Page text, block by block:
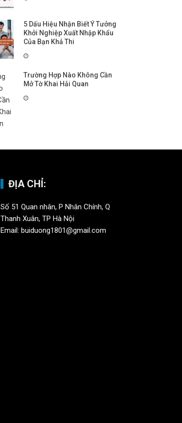
5 Dấu Hiệu Nhận Biết Ý Tưởng
Khởi Nghiệp Xuất Nhập Khẩu
Của Bạn Khả Thi
Trường Hợp Nào Không Cần
Mở Tờ Khai Hải Quan
ĐỊA CHỈ:
Số 51 Quan nhân, P Nhân Chính, Q
Thanh Xuân, TP Hà Nội
Email: buiduong1801@gmail.com